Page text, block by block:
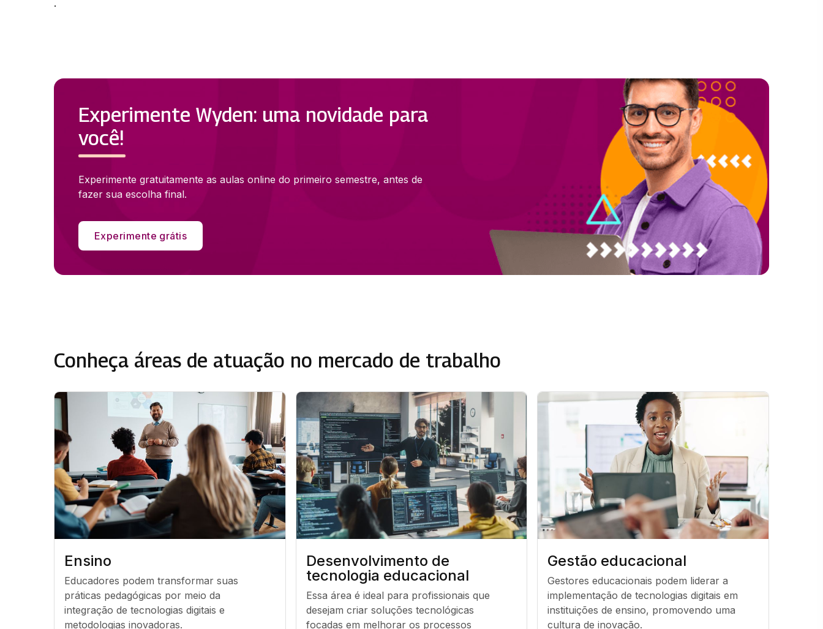
.
Experimente Wyden: uma novidade para
você!
Experimente gratuitamente as aulas online do primeiro semestre, antes de
fazer sua escolha final.
Experimente grátis
Conheça áreas de atuação no mercado de trabalho
Ensino
Educadores podem transformar suas
práticas pedagógicas por meio da
integração de tecnologias digitais e
metodologias inovadoras.
Desenvolvimento de
tecnologia educacional
Essa área é ideal para profissionais que
desejam criar soluções tecnológicas
focadas em melhorar os processos
Gestão educacional
Gestores educacionais podem liderar a
implementação de tecnologias digitais em
instituições de ensino, promovendo uma
cultura de inovação.